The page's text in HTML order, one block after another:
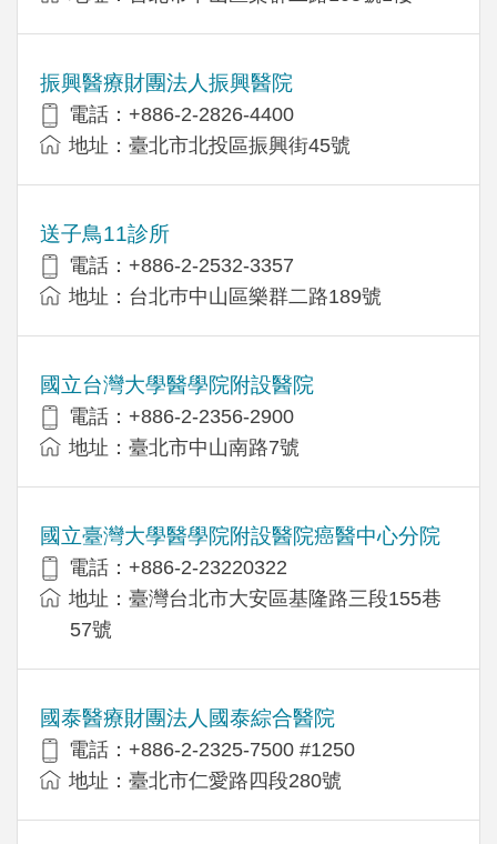
振興醫療財團法人振興醫院
電話：+886-2-2826-4400
地址：臺北市北投區振興街45號
送子鳥11診所
電話：+886-2-2532-3357
地址：台北巿中山區樂群二路189號
國立台灣大學醫學院附設醫院
電話：+886-2-2356-2900
地址：臺北市中山南路7號
國立臺灣大學醫學院附設醫院癌醫中心分院
電話：+886-2-23220322
地址：臺灣台北市大安區基隆路三段155巷
57號
國泰醫療財團法人國泰綜合醫院
電話：+886-2-2325-7500 #1250
地址：臺北市仁愛路四段280號